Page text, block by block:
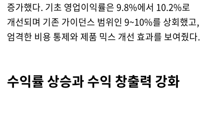
증가했다. 기초 영업이익률은 9.8%에서 10.2%로
개선되며 기존 가이던스 범위인 9~10%를 상회했고,
엄격한 비용 통제와 제품 믹스 개선 효과를 보여줬다.
수익률 상승과 수익 창출력 강화